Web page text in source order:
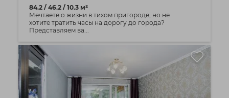
84.2 / 46.2 / 10.3 м²
Мечтаете о жизни в тихом пригороде, но не
хотите тратить часы на дорогу до города?
Представляем ва...